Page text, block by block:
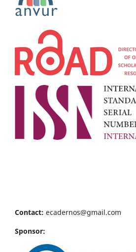
Contact: ecadernos@gmail.com
Sponsor: